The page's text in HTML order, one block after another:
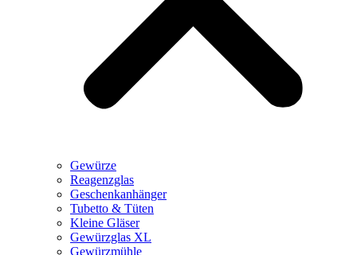
Gewürze
Reagenzglas
Geschenkanhänger
Tubetto & Tüten
Kleine Gläser
Gewürzglas XL
Gewürzmühle